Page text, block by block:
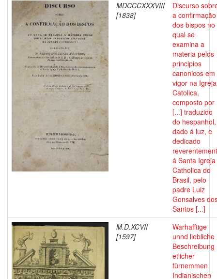
MDCCCXXXVIII
[1838]
Discurso
a confirmação
dos bispos no
qual se
examina a
materia pelos
principios
canonicos em
vigor na Igreja
Catolica,
composto por
[...] traduzido
do hespanhol,
dado á luz, e
dedicado
á Santa Igreja
Catholica do
Brasil, pelo
padre Luiz
Gonsalves
Santos [...]
M.D.XCVII
[1597]
Warhafftige
unnd liebliche
Beschreibung
etlicher
fürnemmen
Indianischen